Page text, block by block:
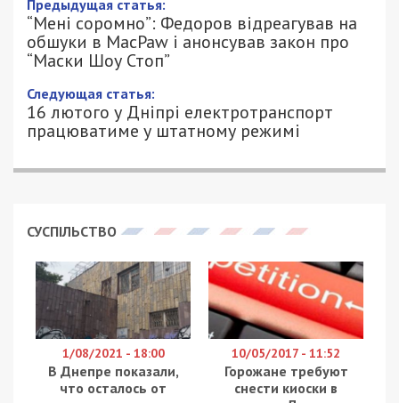
“Мені соромно”: Федоров відреагував
на обшуки в MacPaw і анонсував закон
про “Маски Шоу Стоп”
15/02/2023 - 20:30
ПЕТРО ЩУКІН - СПЕЦИАЛЬНО ДЛЯ
49000.COM.UA
1248